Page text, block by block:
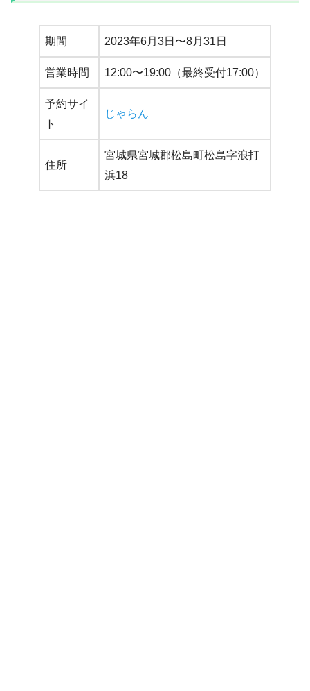
期間 2023年6月3日〜8月31日
営業時間 12:00〜19:00（最終受付17:00）
予約サイ
ト
じゃらん
住所
宮城県宮城郡松島町松島字浪打
浜18